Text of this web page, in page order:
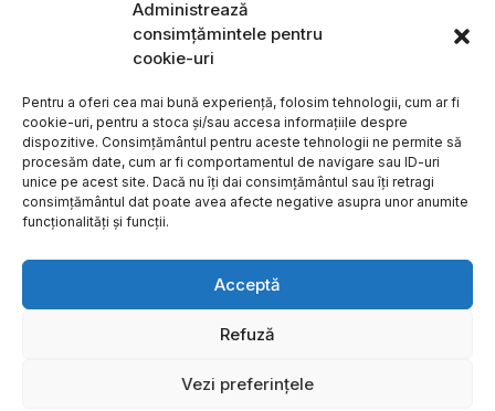
Administrează
consimțămintele pentru
cookie-uri
Pentru a oferi cea mai bună experiență, folosim tehnologii, cum ar fi
cookie-uri, pentru a stoca și/sau accesa informațiile despre
dispozitive. Consimțământul pentru aceste tehnologii ne permite să
procesăm date, cum ar fi comportamentul de navigare sau ID-uri
unice pe acest site. Dacă nu îți dai consimțământul sau îți retragi
consimțământul dat poate avea afecte negative asupra unor anumite
funcționalități și funcții.
Acceptă
Refuză
Vezi preferințele
Uniunea Editorilor din România
Institutul Cultural Român
Legea nr.186/2003 privind promovarea culturii scrise
Protecția consumatorilor A.N.P.C.
©2023 Editura COMPER. Toate drepturile rezervate.